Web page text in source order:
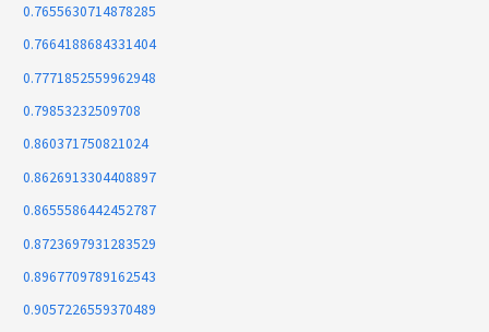
0.7655630714878285
0.7664188684331404
0.7771852559962948
0.79853232509708
0.860371750821024
0.8626913304408897
0.8655586442452787
0.8723697931283529
0.8967709789162543
0.9057226559370489